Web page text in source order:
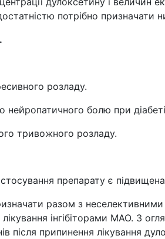
потрібно призначати
розладу.
нейропатичного болю при
тривожного розладу.
препарату є
разом з
лікування інгібіторами МАО. З
після припинення лікування